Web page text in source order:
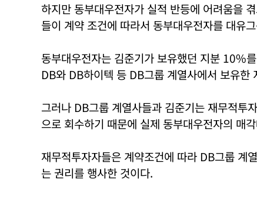
하지만 동부대우전자가 실적 반등에 어려움을
들이 계약 조건에 따라서 동부대우전자를 대유
동부대우전자는 김준기가 보유했던 지분 10%
DB와 DB하이텍 등 DB그룹 계열사에서 보유
그러나 DB그룹 계열사들과 김준기는 재무적투
으로 회수하기 때문에 실제 동부대우전자의 매
재무적투자자들은 계약조건에 따라 DB그룹 계
는 권리를 행사한 것이다.